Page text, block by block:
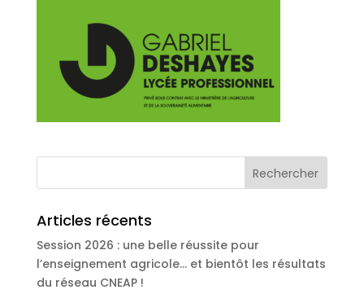
Articles récents
Session 2026 : une belle réussite pour
l’enseignement agricole… et bientôt les résultats
du réseau CNEAP !